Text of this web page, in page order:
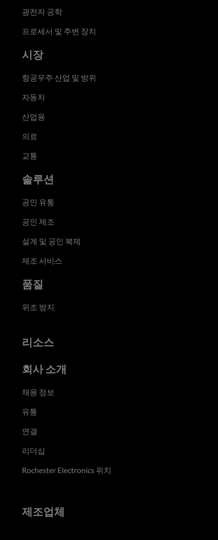
광전자 공학
프로세서 및 주변 장치
시장
항공우주 산업 및 방위
자동차
산업용
의료
교통
솔루션
공인 유통
공인 제조
설계 및 공인 복제
제조 서비스
품질
위조 방지
리소스
회사 소개
채용 정보
유통
연결
리더십
Rochester Electronics 위치
제조업체